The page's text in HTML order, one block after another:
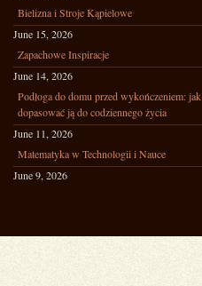
Bielizna i Stroje Kąpielowe
June 15, 2026
Zapachowe Inspiracje
June 14, 2026
Podłoga do domu przed wykończeniem: jak
dopasować ją do codziennego życia
June 11, 2026
Matematyka w Technologii i Nauce
June 9, 2026